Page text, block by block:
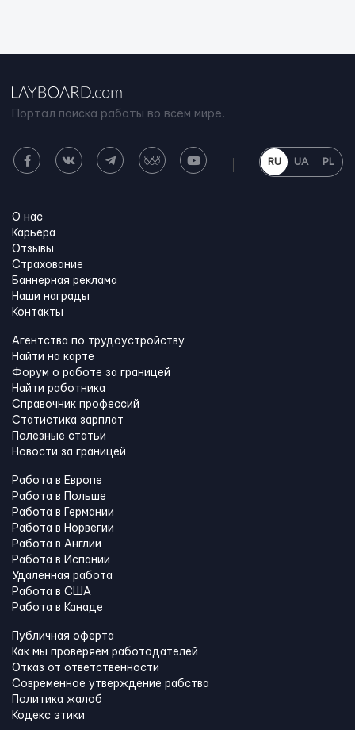
Портал поиска работы во всем мире.
RU UA PL
О нас
Карьера
Отзывы
Страхование
Баннерная реклама
Наши награды
Контакты
Агентства по трудоустройству
Найти на карте
Форум о работе за границей
Найти работника
Справочник профессий
Статистика зарплат
Полезные статьи
Новости за границей
Работа в Европе
Работа в Польше
Работа в Германии
Работа в Норвегии
Работа в Англии
Работа в Испании
Удаленная работа
Работа в США
Работа в Канадe
Публичная оферта
Как мы проверяем работодателей
Отказ от ответственности
Современное утверждение рабства
Политика жалоб
Кодекс этики